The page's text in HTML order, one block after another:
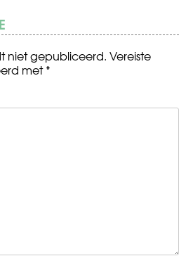
niet gepubliceerd. Vereiste
met*